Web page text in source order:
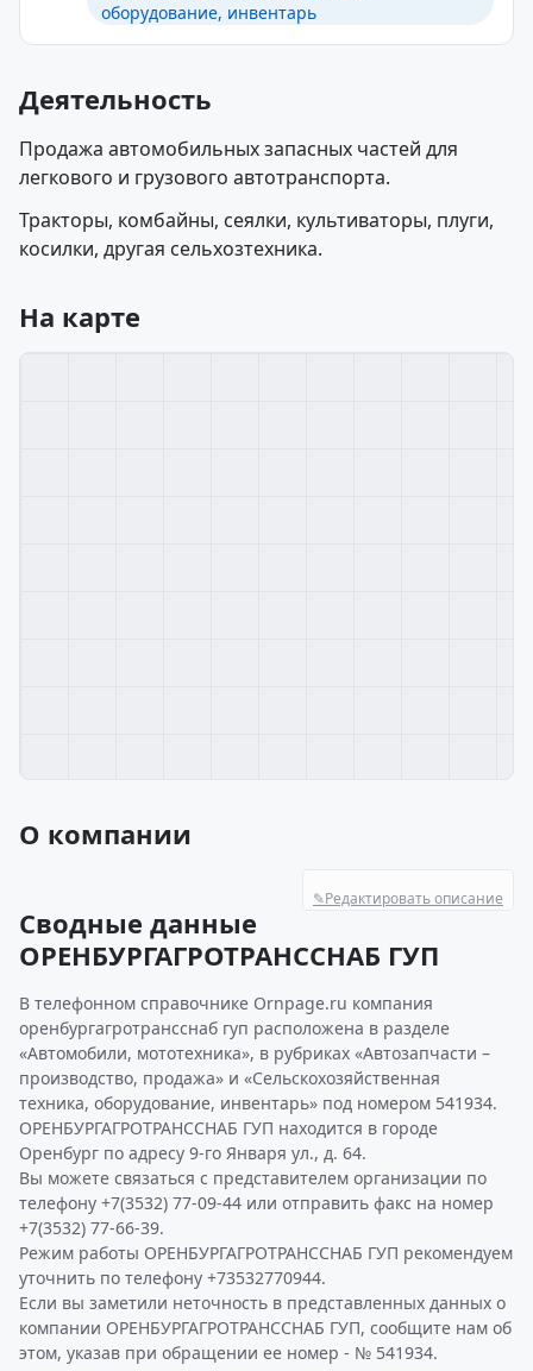
оборудование, инвентарь
Деятельность
Продажа автомобильных запасных частей для
легкового и грузового автотранспорта.
Тракторы, комбайны, сеялки, культиваторы, плуги,
косилки, другая сельхозтехника.
На карте
О компании
✎Редактировать описание
Сводные данные
ОРЕНБУРГАГРОТРАНССНАБ ГУП
В телефонном справочнике Ornpage.ru компания
оренбургагротрансснаб гуп расположена в разделе
«Автомобили, мототехника», в рубриках «Автозапчасти –
производство, продажа» и «Сельскохозяйственная
техника, оборудование, инвентарь» под номером 541934.
ОРЕНБУРГАГРОТРАНССНАБ ГУП находится в городе
Оренбург по адресу 9-го Января ул., д. 64.
Вы можете связаться с представителем организации по
телефону +7(3532) 77-09-44 или отправить факс на номер
+7(3532) 77-66-39.
Режим работы ОРЕНБУРГАГРОТРАНССНАБ ГУП рекомендуем
уточнить по телефону +73532770944.
Если вы заметили неточность в представленных данных о
компании ОРЕНБУРГАГРОТРАНССНАБ ГУП, сообщите нам об
этом, указав при обращении ее номер - № 541934.